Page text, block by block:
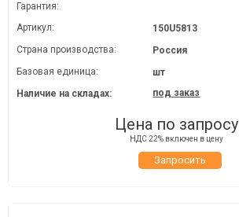
Гарантия:
Артикул:
150U5813
Страна производства:
Россия
Базовая единица:
шт
Наличие на складах:
под заказ
Цена по запросу
НДС 22% включен в цену
Запросить